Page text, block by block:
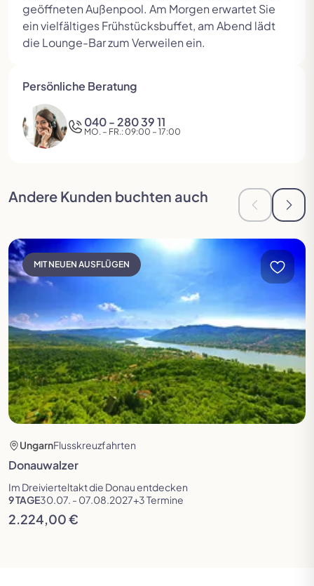
geöffneten Außenpool. Am Morgen erwartet Sie
ein vielfältiges Frühstücksbuffet, am Abend lädt
die Lounge-Bar zum Verweilen ein.
Persönliche Beratung
040 - 280 39 11
MO. – FR.: 09:00 – 17:00
Andere Kunden buchten auch Zur Zur
MIT NEUEN AUSFLÜGEN
Reise öffnen
UngarnFlusskreuzfahrten
Donauwalzer
Im Dreivierteltakt die Donau entdecken
9 TAGE30.07. - 07.08.2027+3 Termine
2.224,00 €